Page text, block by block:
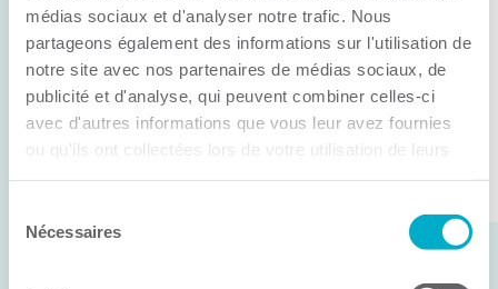
médias sociaux et d'analyser notre trafic. Nous
partageons également des informations sur l'utilisation de
notre site avec nos partenaires de médias sociaux, de
publicité et d'analyse, qui peuvent combiner celles-ci
avec d'autres informations que vous leur avez fournies
ou qu'ils ont collectées lors de votre utilisation de leurs
Nécessaires
C’est lors de son assemblée générale annuelle
tenue hier que la Chambre de commerce et
d’industries de ...